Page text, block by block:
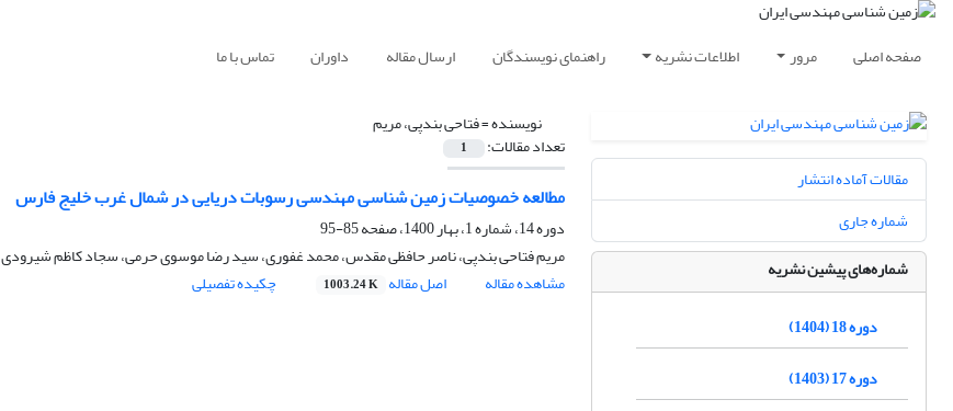
صفحه اصلی مرور اطلاعات نشریه راهنمای نویسندگان ارسال مقاله داوران تماس با ما
نویسنده =فتاحی بندپی، مریم
تعداد مقالات: 1
مطالعه خصوصیات زمین شناسی مهندسی رسوبات دریایی در شمال غرب خلیج فارس
دوره 14، شماره 1، بهار 1400، صفحه
85-95
مریم فتاحی بندپی، ناصر حافظی مقدس، محمد غفوری، سید رضا موسوی حرمی، سجاد کاظم شیرودی
مشاهده مقاله
اصل مقاله 1003.24 K چکیده تفصیلی
مقالات آماده انتشار
شماره جاری
شماره‌های پیشین نشریه
دوره 18 (1404)
دوره 17 (1403)